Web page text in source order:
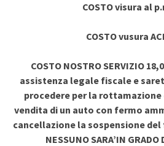
COSTO visura al
COSTO vusura
COSTO NOSTRO SERVIZIO
assistenza legale fiscale e
procedere per la
vendita di un auto con fermo
cancellazione la sospensione
NESSUNO SARA’IN GRADO